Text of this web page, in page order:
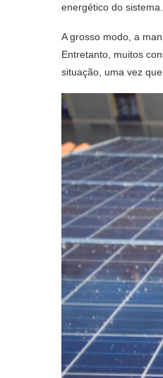
energético do sistema.
A grosso modo, a
Entretanto, muitos
situação, uma vez